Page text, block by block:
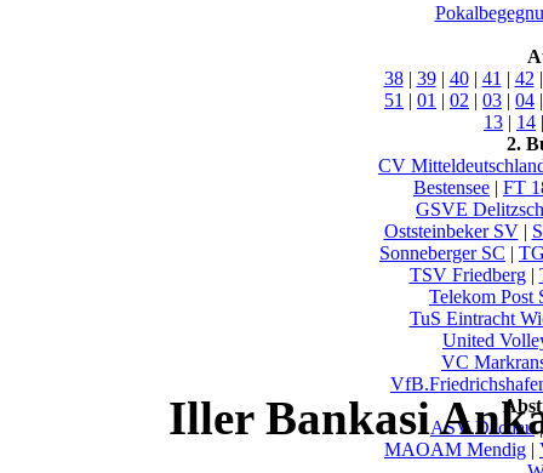
38| 39| 40| 41 | 42
51 | 01 | 02 | 03 | 04
13 | 14
2.
CV
Bestensee | FT
GSVE Delitzsch
Oststeinbeker SV|
Sonneberger SC |
TSV Friedberg|
Telekom Post
TuS Eintracht
United
VC
ASV Dachau
MAOAM Mendig |
Iller Bankasi